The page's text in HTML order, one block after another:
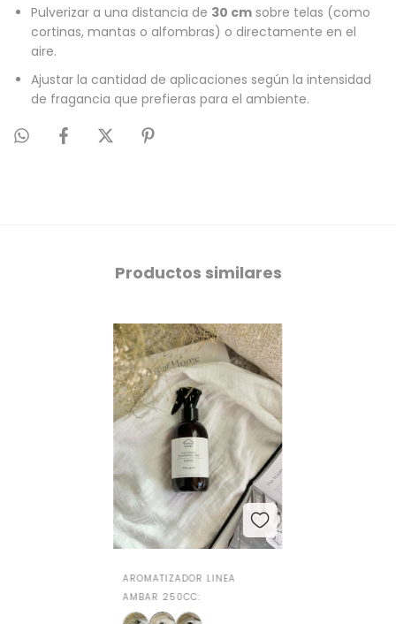
Pulverizar a una distancia de 30 cm sobre telas (como
cortinas, mantas o alfombras) o directamente en el
aire.
Ajustar la cantidad de aplicaciones según la intensidad
de fragancia que prefieras para el ambiente.
Productos similares
AROMATIZADOR LINEA
AMBAR 250CC: